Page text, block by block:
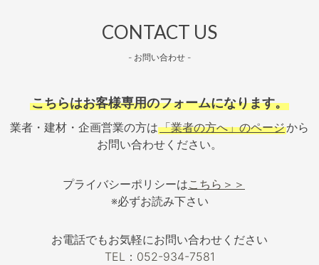
CONTACT US
- お問い合わせ -
こちらはお客様専用のフォームになります。
業者・建材・企画営業の方は「業者の方へ」のページから
お問い合わせください。
プライバシーポリシーはこちら＞＞
※必ずお読み下さい
お電話でもお気軽にお問い合わせください
TEL：052-934-7581